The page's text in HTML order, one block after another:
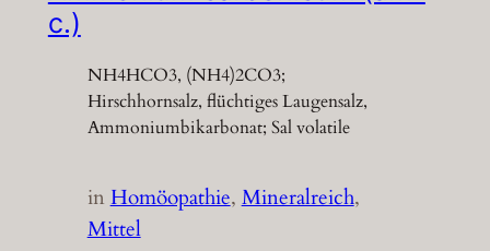
c.)
NH4HCO3, (NH4)2CO3;
Hirschhornsalz, flüchtiges Laugensalz,
Ammoniumbikarbonat; Sal volatile
inHomöopathie, Mineralreich
Mittel